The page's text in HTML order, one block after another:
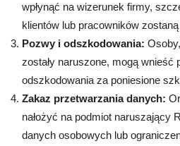
wpłynąć na wizerunek firmy,
klientów lub pracowników
Pozwy i odszkodowania:
zostały naruszone, mogą wnieść
odszkodowania za poniesione
Zakaz przetwarzania danych:
nałożyć na podmiot naruszający
danych osobowych lub